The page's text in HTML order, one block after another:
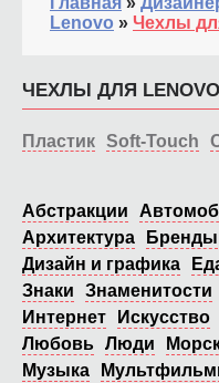
Lenovo » Чехлы
ЧЕХЛЫ ДЛЯ
Пластик Soft-Touch
Абстракции
Архитектура
Бренды
Дизайн и графика
Знаки
Знаменитости
Интернет
Искусство
Любовь Люди
Музыка